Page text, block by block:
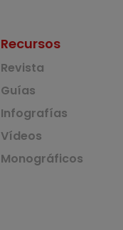
Recursos
Revista
Guías
Infografías
Vídeos
Monográficos